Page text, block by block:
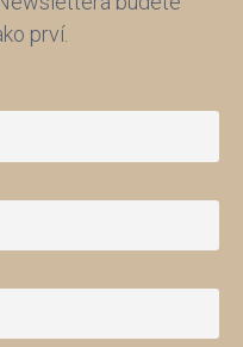
prví.